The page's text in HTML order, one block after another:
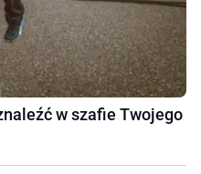
w szafie Twojego